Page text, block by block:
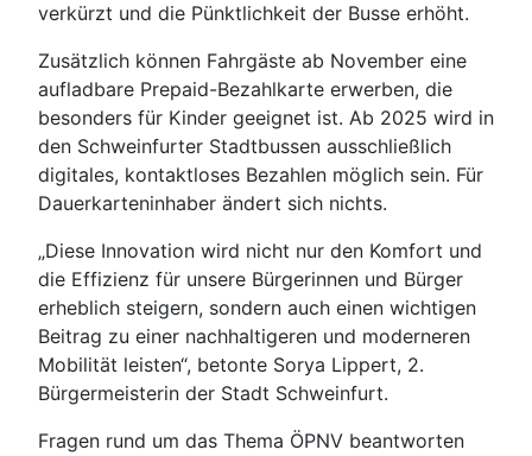
verkürzt und die Pünktlichkeit der Busse erhöht.
Zusätzlich können Fahrgäste ab November eine
aufladbare Prepaid-Bezahlkarte erwerben, die
besonders für Kinder geeignet ist. Ab 2025 wird in
den Schweinfurter Stadtbussen ausschließlich
digitales, kontaktloses Bezahlen möglich sein. Für
Dauerkarteninhaber ändert sich nichts.
„Diese Innovation wird nicht nur den Komfort und
die Effizienz für unsere Bürgerinnen und Bürger
erheblich steigern, sondern auch einen wichtigen
Beitrag zu einer nachhaltigeren und moderneren
Mobilität leisten“, betonte Sorya Lippert, 2.
Bürgermeisterin der Stadt Schweinfurt.
Fragen rund um das Thema ÖPNV beantworten